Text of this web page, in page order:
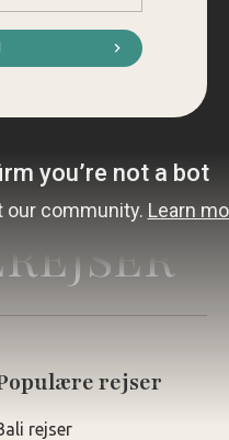
rejser
rejser